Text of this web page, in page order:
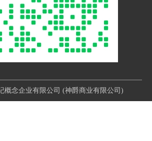
概念企业有限公司 (神爵商业有限公司)